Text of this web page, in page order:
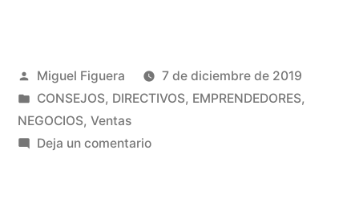
con
PNL
no
Publicado
por
Miguel Figuera
7 de diciembre de 2019
Publicado
en
CONSEJOS, DIRECTIVOS, EMPRENDEDORES,
NEGOCIOS, Ventas
Deja un comentarioen